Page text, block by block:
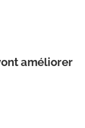
améliorer